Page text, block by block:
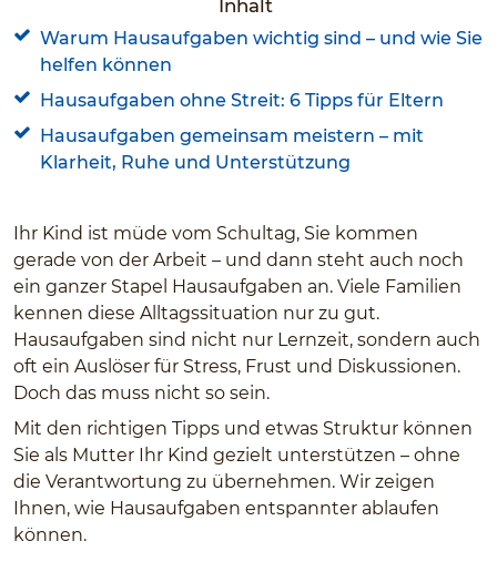
Inhalt
Warum Hausaufgaben wichtig sind – und wie Sie
helfen können
Hausaufgaben ohne Streit: 6 Tipps für Eltern
Hausaufgaben gemeinsam meistern – mit
Klarheit, Ruhe und Unterstützung
Ihr Kind ist müde vom Schultag, Sie kommen
gerade von der Arbeit – und dann steht auch noch
ein ganzer Stapel Hausaufgaben an. Viele Familien
kennen diese Alltagssituation nur zu gut.
Hausaufgaben sind nicht nur Lernzeit, sondern auch
oft ein Auslöser für Stress, Frust und Diskussionen.
Doch das muss nicht so sein.
Mit den richtigen Tipps und etwas Struktur können
Sie als Mutter Ihr Kind gezielt unterstützen – ohne
die Verantwortung zu übernehmen. Wir zeigen
Ihnen, wie Hausaufgaben entspannter ablaufen
können.